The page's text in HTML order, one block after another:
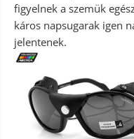
figyelnek a szemük
káros napsugarak igen
jelentenek.